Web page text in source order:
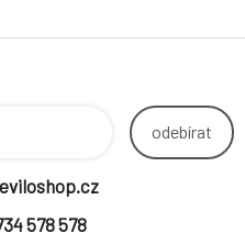
odebírat
578 578